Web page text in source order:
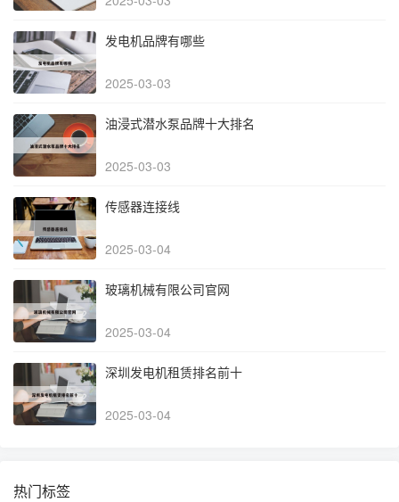
发电机品牌有哪些
2025-03-03
油浸式潜水泵品牌十大排名
2025-03-03
传感器连接线
2025-03-04
玻璃机械有限公司官网
2025-03-04
深圳发电机租赁排名前十
2025-03-04
热门标签